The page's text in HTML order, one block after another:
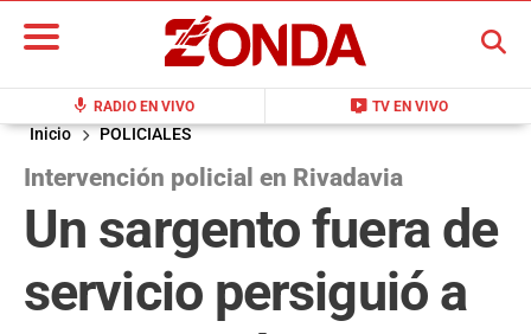
mic RADIO EN VIVO live_tv TV EN VIVO
BUSCAR
Inicio POLICIALES
Intervención policial en Rivadavia
Un sargento fuera de
servicio persiguió a